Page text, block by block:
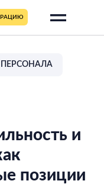
и
позиции